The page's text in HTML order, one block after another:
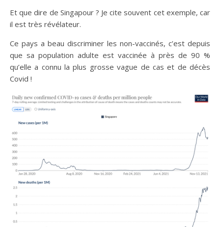
Et que dire de Singapour ? Je cite souvent cet exemple, car
il est très révélateur.
Ce pays a beau discriminer les non-vaccinés, c’est depuis
que sa population adulte est vaccinée à près de 90 %
qu’elle a connu la plus grosse vague de cas et de décès
Covid !